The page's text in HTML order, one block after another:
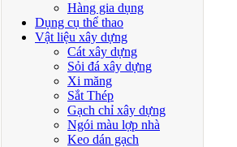
Hàng gia dụng
Dụng cụ thể thao
Vật liệu xây dựng
Cát xây dựng
Sỏi đá xây dựng
Xi măng
Sắt Thép
Gạch chỉ xây dựng
Ngói màu lợp nhà
Keo dán gạch